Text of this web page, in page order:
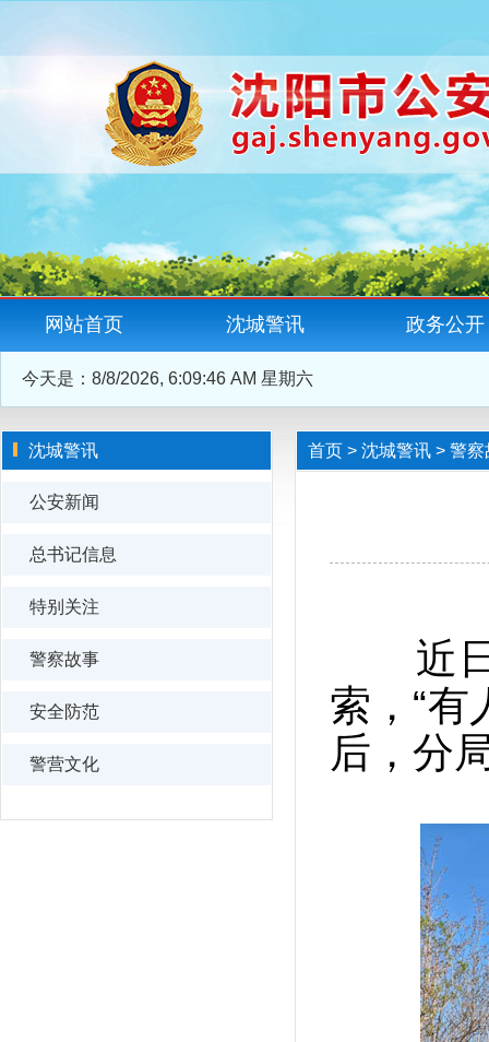
网站首页 沈城警讯 政务公开
今天是： 8/8/2026, 6:09:47 AM 星期六
沈城警讯
公安新闻
总书记信息
特别关注
警察故事
安全防范
警营文化
首页 > 沈城警讯 > 警察
近日
索，“有
后，分